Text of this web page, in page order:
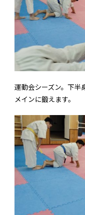
運動会シーズン。下半
メインに鍛えます。